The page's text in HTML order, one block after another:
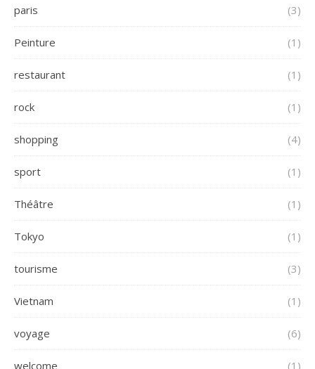
paris (3)
Peinture (1)
restaurant (1)
rock (1)
shopping (4)
sport (1)
Théâtre (1)
Tokyo (1)
tourisme (3)
Vietnam (1)
voyage (6)
welcome (1)